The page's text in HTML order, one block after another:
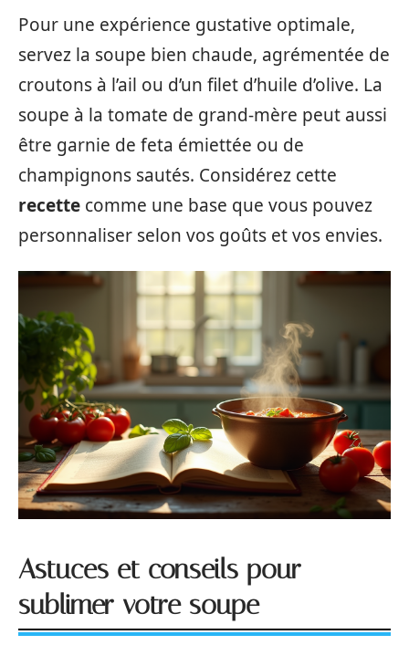
Pour une expérience gustative optimale,
servez la soupe bien chaude, agrémentée de
croutons à l’ail ou d’un filet d’huile d’olive. La
soupe à la tomate de grand-mère peut aussi
être garnie de feta émiettée ou de
champignons sautés. Considérez cette
recette comme une base que vous pouvez
personnaliser selon vos goûts et vos envies.
Astuces et conseils pour
sublimer votre soupe